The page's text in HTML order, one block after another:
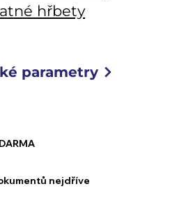
parametry
hřbety
nejdříve